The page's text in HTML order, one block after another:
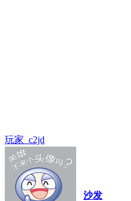
玩家_c2jd
沙发